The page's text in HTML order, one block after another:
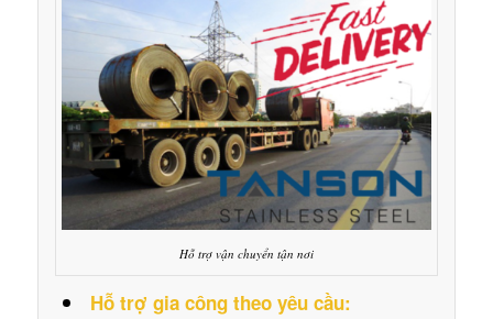
Hỗ trợ vận chuyển tận nơi
Hỗ trợ gia công theo yêu cầu: